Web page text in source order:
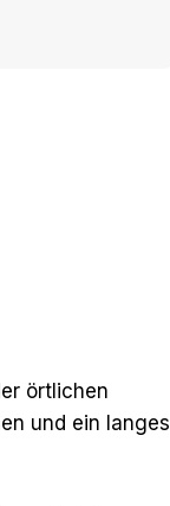
örtlichen
und ein langes